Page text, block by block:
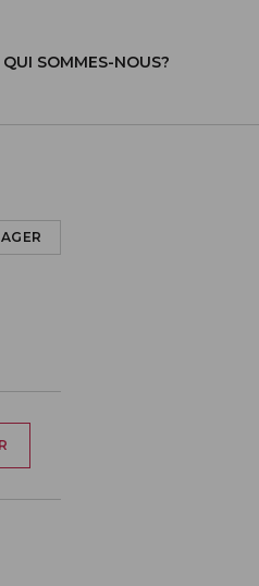
QUI SOMMES-NOUS?